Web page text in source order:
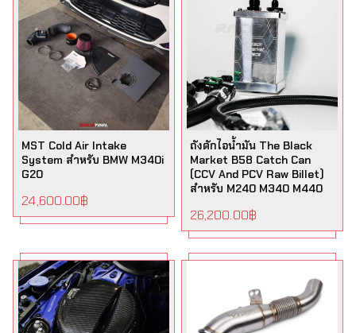
MST Cold Air Intake
System สำหรับ BMW M340i
G20
24,600.00฿
ถังดักไอน้ำมัน The Black
Market B58 Catch Can
(CCV And PCV Raw Billet)
สำหรับ M240 M340 M440
26,200.00฿